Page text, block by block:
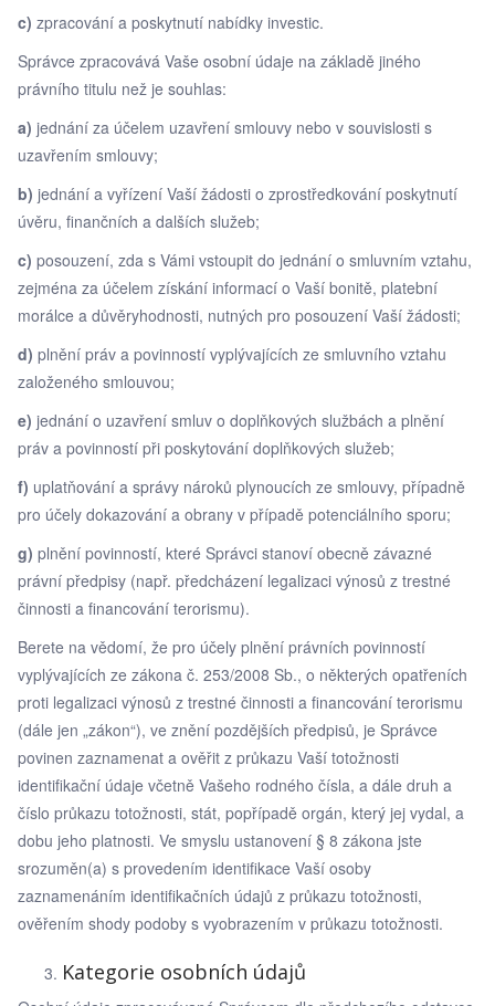
c) zpracování a poskytnutí nabídky investic.
Správce zpracovává Vaše osobní údaje na základě jiného
právního titulu než je souhlas:
a) jednání za účelem uzavření smlouvy nebo v souvislosti s
uzavřením smlouvy;
b) jednání a vyřízení Vaší žádosti o zprostředkování poskytnutí
úvěru, finančních a dalších služeb;
c) posouzení, zda s Vámi vstoupit do jednání o smluvním vztahu,
zejména za účelem získání informací o Vaší bonitě, platební
morálce a důvěryhodnosti, nutných pro posouzení Vaší žádosti;
d) plnění práv a povinností vyplývajících ze smluvního vztahu
založeného smlouvou;
e) jednání o uzavření smluv o doplňkových službách a plnění
práv a povinností při poskytování doplňkových služeb;
f) uplatňování a správy nároků plynoucích ze smlouvy, případně
pro účely dokazování a obrany v případě potenciálního sporu;
g) plnění povinností, které Správci stanoví obecně závazné
právní předpisy (např. předcházení legalizaci výnosů z trestné
činnosti a financování terorismu).
Berete na vědomí, že pro účely plnění právních povinností
vyplývajících ze zákona č. 253/2008 Sb., o některých opatřeních
proti legalizaci výnosů z trestné činnosti a financování terorismu
(dále jen „zákon“), ve znění pozdějších předpisů, je Správce
povinen zaznamenat a ověřit z průkazu Vaší totožnosti
identifikační údaje včetně Vašeho rodného čísla, a dále druh a
číslo průkazu totožnosti, stát, popřípadě orgán, který jej vydal, a
dobu jeho platnosti. Ve smyslu ustanovení § 8 zákona jste
srozuměn(a) s provedením identifikace Vaší osoby
zaznamenáním identifikačních údajů z průkazu totožnosti,
ověřením shody podoby s vyobrazením v průkazu totožnosti.
Kategorie osobních údajů